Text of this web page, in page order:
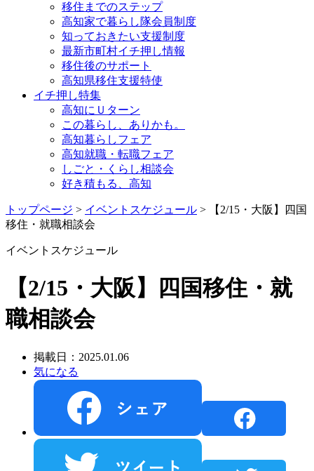
移住までのステップ
高知家で暮らし隊会員制度
知っておきたい支援制度
最新市町村イチ押し情報
移住後のサポート
高知県移住支援特使
イチ押し特集
高知にＵターン
この暮らし、ありかも。
高知暮らしフェア
高知就職・転職フェア
しごと・くらし相談会
好き積もる、高知
トップページ > イベントスケジュール > 【2/15・大阪】四国
移住・就職相談会
イベントスケジュール
【2/15・大阪】四国移住・就
職相談会
掲載日：2025.01.06
気になる